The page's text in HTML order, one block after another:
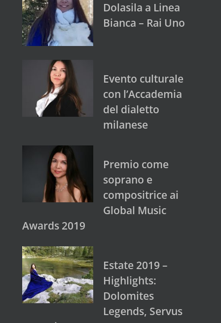
Dolasila a Linea
Bianca – Rai Uno
Evento culturale
con l’Accademia
del dialetto
milanese
Premio come
soprano e
compositrice ai
Global Music
Awards 2019
Estate 2019 –
Highlights:
Dolomites
Legends, Servus